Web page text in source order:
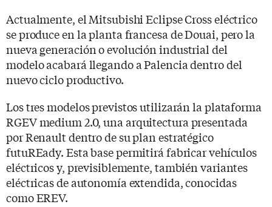
Actualmente, el Mitsubishi Eclipse Cross eléctrico
se produce en la planta francesa de Douai, pero la
nueva generación o evolución industrial del
modelo acabará llegando a Palencia dentro del
nuevo ciclo productivo.
Los tres modelos previstos utilizarán la plataforma
RGEV medium 2.0, una arquitectura presentada
por Renault dentro de su plan estratégico
futuREady. Esta base permitirá fabricar vehículos
eléctricos y, previsiblemente, también variantes
eléctricas de autonomía extendida, conocidas
como EREV.